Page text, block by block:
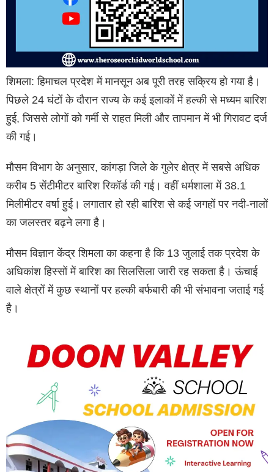
शिमला: हिमाचल प्रदेश में मानसून अब पूरी तरह सक्रिय हो गया है।
पिछले 24 घंटों के दौरान राज्य के कई इलाकों में हल्की से मध्यम बारिश
हुई, जिससे लोगों को गर्मी से राहत मिली और तापमान में भी गिरावट दर्ज
की गई।
मौसम विभाग के अनुसार, कांगड़ा जिले के गुलेर क्षेत्र में सबसे अधिक
करीब 5 सेंटीमीटर बारिश रिकॉर्ड की गई। वहीं धर्मशाला में 38.1
मिलीमीटर वर्षा हुई। लगातार हो रही बारिश से कई जगहों पर नदी-नालों
का जलस्तर बढ़ने लगा है।
मौसम विज्ञान केंद्र शिमला का कहना है कि 13 जुलाई तक प्रदेश के
अधिकांश हिस्सों में बारिश का सिलसिला जारी रह सकता है। ऊंचाई
वाले क्षेत्रों में कुछ स्थानों पर हल्की बर्फबारी की भी संभावना जताई गई
है।